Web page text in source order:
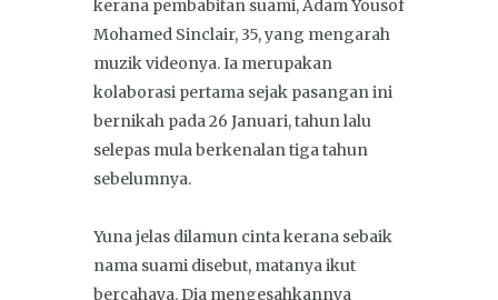
kerana pembabitan suami, Adam Yousof
Mohamed Sinclair, 35, yang mengarah
muzik videonya. Ia merupakan
kolaborasi pertama sejak pasangan ini
bernikah pada 26 Januari, tahun lalu
selepas mula berkenalan tiga tahun
sebelumnya.
Yuna jelas dilamun cinta kerana sebaik
nama suami disebut, matanya ikut
bercahaya. Dia mengesahkannya